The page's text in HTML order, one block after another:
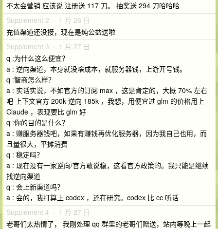
不太会营销 应该说 注册送 117 刀。 抽奖送 294 刀哈哈哈
Supplement 2 · 1 月 26 日
充值渠道还没接，现在是纯公益送啦
Supplement 3 · 1 月 27 日
q :为什么这么便宜？
a : 逆向渠道，本身就没啥成本，就服务器钱，上游开号钱。
q :智商怎么样？
a : 实话实说，不如官方的订阅 max ，这是肯定的，大概 70% 左右
吧 上下文官方 200k 逆向 185k ，我想，用便宜过 glm 的价格用上
Claude ，表现要比 glm 好
q :你的目的是什么？
a : 赚服务器钱吧，如果有赚钱再优化服务器，因为我自己也用，而
且量很大，平摊消费
q : 稳定吗？
a : 现在没有一家逆向/官方敢说稳，这看官方政策的。我只能是继续
找逆向渠道
q : 会上新渠道吗？
a : 会的，我打算上 codex ，还在研究。codex 比 cc 听话
Supplement 4 · 1 月 27 日
老哥们太热情了， 我刚处理 qq 群里的老哥们赠送，站内等晚上一起